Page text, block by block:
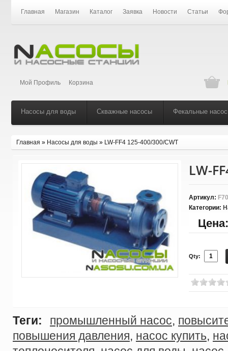
Главная Магазин Каталог Заявка Новости Статьи
Мой Профиль Корзина
Насосы для воды Скважные насосы Фекальные
Главная » Насосы для воды » LW-FF4 125-400/300/CWT
LW-
Артикул:
Категории:
Цена:
Qty:
Теги: промышленный насос,
повышения давления, насос купить,